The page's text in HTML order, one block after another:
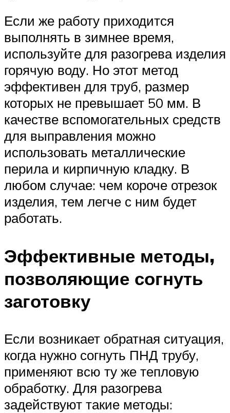
Если же работу приходится
выполнять в зимнее время,
используйте для разогрева изделия
горячую воду. Но этот метод
эффективен для труб, размер
которых не превышает 50 мм. В
качестве вспомогательных средств
для выправления можно
использовать металлические
перила и кирпичную кладку. В
любом случае: чем короче отрезок
изделия, тем легче с ним будет
работать.
Эффективные методы,
позволяющие согнуть
заготовку
Если возникает обратная ситуация,
когда нужно согнуть ПНД трубу,
применяют всю ту же тепловую
обработку. Для разогрева
задействуют такие методы: